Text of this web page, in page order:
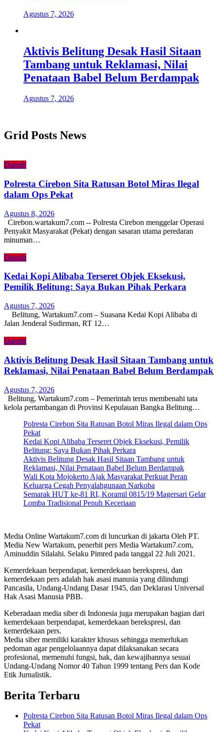
Agustus 7, 2026
Aktivis Belitung Desak Hasil Sitaan
Tambang untuk Reklamasi, Nilai
Penataan Babel Belum Berdampak
Agustus 7, 2026
Grid Posts News
Daerah
Polresta Cirebon Sita Ratusan Botol Miras Ilegal
dalam Ops Pekat
Agustus 8, 2026
Cirebon.wartakum7.com -- Polresta Cirebon menggelar Operasi
Penyakit Masyarakat (Pekat) dengan sasaran utama peredaran
minuman…
Daerah
Kedai Kopi Alibaba Terseret Objek Eksekusi,
Pemilik Belitung: Saya Bukan Pihak Perkara
Agustus 7, 2026
Belitung, Wartakum7.com – Suasana Kedai Kopi Alibaba di
Jalan Jenderal Sudirman, RT 12…
Daerah
Aktivis Belitung Desak Hasil Sitaan Tambang untuk
Reklamasi, Nilai Penataan Babel Belum Berdampak
Agustus 7, 2026
Belitung, Wartakum7.com – Pemerintah terus membenahi tata
kelola pertambangan di Provinsi Kepulauan Bangka Belitung…
Polresta Cirebon Sita Ratusan Botol Miras Ilegal dalam Ops
Pekat
Kedai Kopi Alibaba Terseret Objek Eksekusi, Pemilik
Belitung: Saya Bukan Pihak Perkara
Aktivis Belitung Desak Hasil Sitaan Tambang untuk
Reklamasi, Nilai Penataan Babel Belum Berdampak
Wali Kota Mojokerto Ajak Masyarakat Perkuat Peran
Keluarga Cegah Penyalahgunaan Narkoba
Semarak HUT ke-81 RI, Koramil 0815/19 Magersari Gelar
Lomba Tradisional Penuh Keceriaan
Media Online Wartakum7.com di luncurkan di jakarta Oleh PT.
Media New Wartakum, penerbit pers Media Wartakum7.com,
Aminuddin Silalahi. Selaku Pimred pada tanggal 22 Juli 2021.
Kemerdekaan berpendapat, kemerdekaan berekspresi, dan
kemerdekaan pers adalah hak asasi manusia yang dilindungi
Pancasila, Undang-Undang Dasar 1945, dan Deklarasi Universal
Hak Asasi Manusia PBB.
Keberadaan media siber di Indonesia juga merupakan bagian dari
kemerdekaan berpendapat, kemerdekaan berekspresi, dan
kemerdekaan pers.
Media siber memiliki karakter khusus sehingga memerlukan
pedoman agar pengelolaannya dapat dilaksanakan secara
profesional, memenuhi fungsi, hak, dan kewajibannya sesuai
Undang-Undang Nomor 40 Tahun 1999 tentang Pers dan Kode
Etik Jurnalistik.
Berita Terbaru
Polresta Cirebon Sita Ratusan Botol Miras Ilegal dalam Ops
Pekat